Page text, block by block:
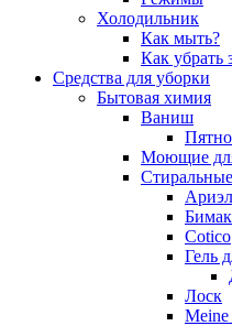
Холодильник
Как мыть?
Как убрать
Средства для уборки
Бытовая химия
Ваниш
Моющие
Стиральные
Cotico
Гель
Лоск
Meine